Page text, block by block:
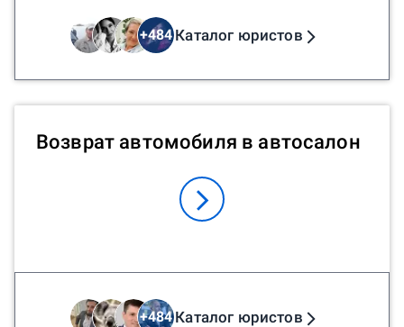
+484Каталог юристов
Возврат автомобиля в автосалон
+484Каталог юристов